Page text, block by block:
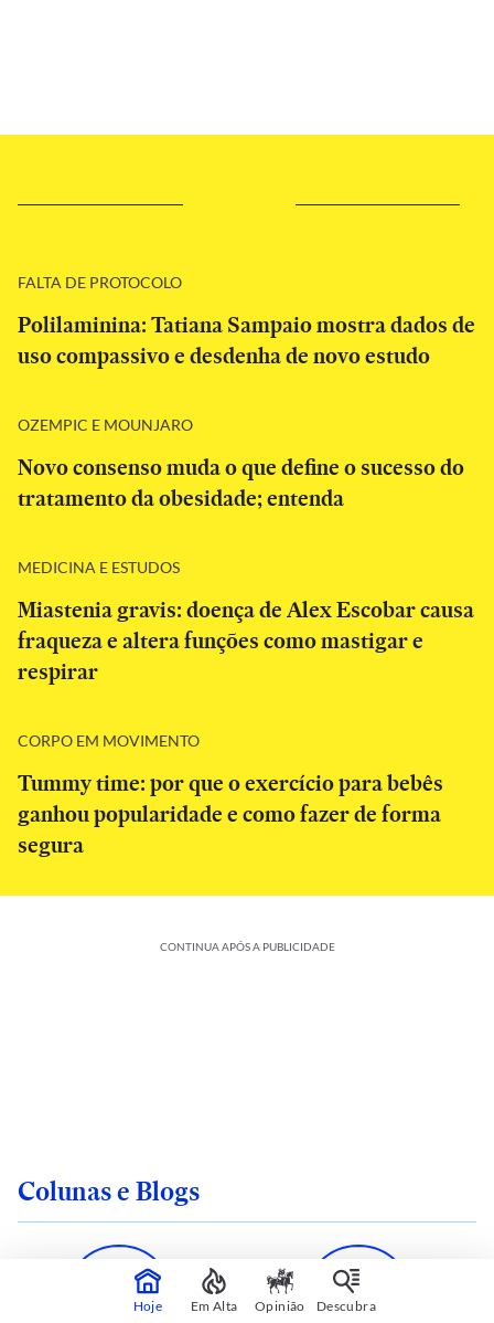
FALTA DE PROTOCOLO
Polilaminina: Tatiana Sampaio mostra dados de
uso compassivo e desdenha de novo estudo
OZEMPIC E MOUNJARO
Novo consenso muda o que define o sucesso do
tratamento da obesidade; entenda
MEDICINA E ESTUDOS
Miastenia gravis: doença de Alex Escobar causa
fraqueza e altera funções como mastigar e
respirar
CORPO EM MOVIMENTO
Tummy time: por que o exercício para bebês
ganhou popularidade e como fazer de forma
segura
CONTINUA APÓS A PUBLICIDADE
Colunas e Blogs
Hoje Em Alta Opinião Descubra